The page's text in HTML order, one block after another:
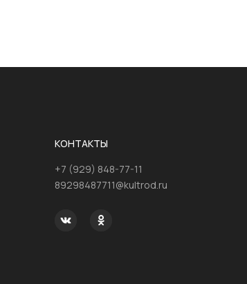
КОНТАКТЫ
+7 (929) 848-77-11
89298487711@kultrod.ru